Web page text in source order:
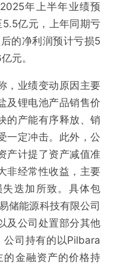
诱导行为
其他
年上半年业绩预
亿元，上年同期亏
的净利润预计亏损5
元。
，业绩变动原因主要
及锂电池产品销售价
的产能有序释放、销
一定冲击。此外，公
产计提了资产减值准
非经常性收益，主要
迭加所致。具体包
储能源科技有限公司
及公司处置部分其他
司持有的以Pilbara
金融资产的价格持